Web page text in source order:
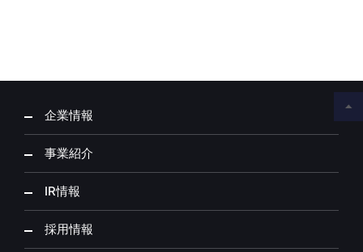
企業情報
事業紹介
IR情報
採用情報